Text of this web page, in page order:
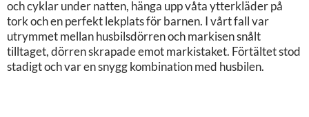
och cyklar under natten, hänga upp våta ytterkläder på
tork och en perfekt lekplats för barnen. I vårt fall var
utrymmet mellan husbilsdörren och markisen snålt
tilltaget, dörren skrapade emot markistaket. Förtältet stod
stadigt och var en snygg kombination med husbilen.